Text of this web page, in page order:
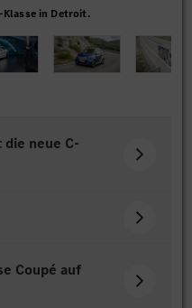
Klasse in Detroit.
neue C-
Coupé auf